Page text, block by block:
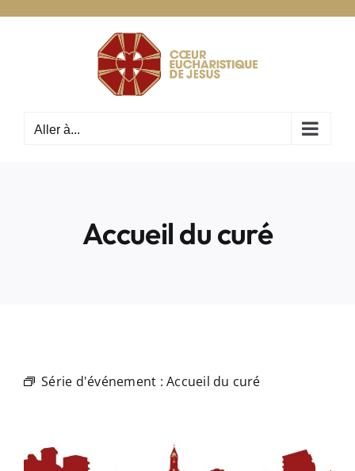
Aller à...
Accueil du curé
Série d'événement :Accueil du curé